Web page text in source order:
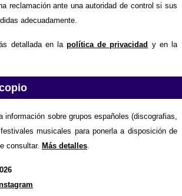
reclamación ante una autoridad de control si sus
adecuadamente.
detallada en lapolítica de privacidad y en la
información sobre grupos españoles (discografias,
musicales para ponerla a disposición de
consultar. Más detalles.